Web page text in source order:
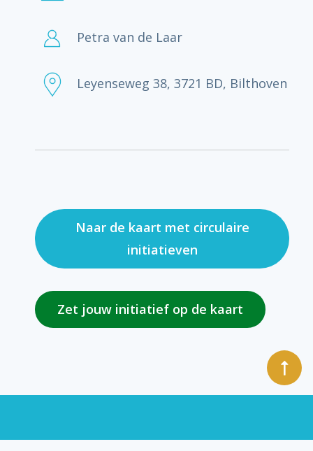
Petra van de Laar
Leyenseweg 38, 3721 BD, Bilthoven
Naar de kaart met circulaire
initiatieven
Zet jouw initiatief op de kaart